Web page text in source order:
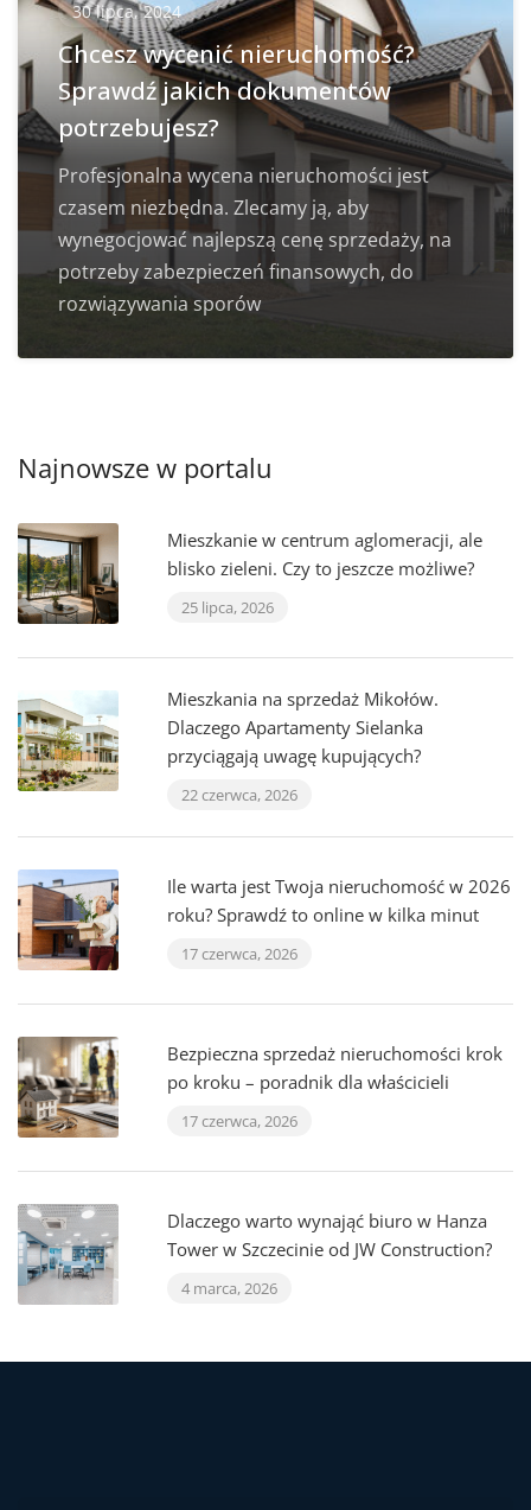
30 lipca, 2024
Chcesz wycenić nieruchomość?
Sprawdź jakich dokumentów
potrzebujesz?
Profesjonalna wycena nieruchomości jest
czasem niezbędna. Zlecamy ją, aby
wynegocjować najlepszą cenę sprzedaży, na
potrzeby zabezpieczeń finansowych, do
rozwiązywania sporów
Najnowsze w portalu
Mieszkanie w centrum aglomeracji, ale
blisko zieleni. Czy to jeszcze możliwe?
25 lipca, 2026
Mieszkania na sprzedaż Mikołów.
Dlaczego Apartamenty Sielanka
przyciągają uwagę kupujących?
22 czerwca, 2026
Ile warta jest Twoja nieruchomość w 2026
roku? Sprawdź to online w kilka minut
17 czerwca, 2026
Bezpieczna sprzedaż nieruchomości krok
po kroku – poradnik dla właścicieli
17 czerwca, 2026
Dlaczego warto wynająć biuro w Hanza
Tower w Szczecinie od JW Construction?
4 marca, 2026